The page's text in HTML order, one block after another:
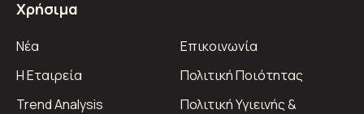
Χρήσιμα
Νέα
Η Εταιρεία
Trend Analysis
Επικοινωνία
Πολιτική Ποιότητας
Πολιτική Υγιεινής &